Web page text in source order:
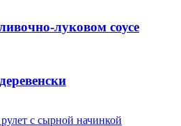
луковом соусе